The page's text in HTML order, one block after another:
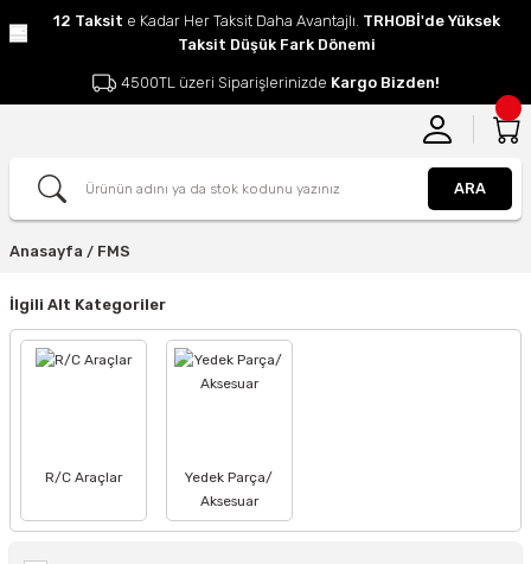
12 Taksit e Kadar Her Taksit Daha Avantajlı. TRHOBİ'de Yüksek
Taksit Düşük Fark Dönemi
4500TL üzeri Siparişlerinizde Kargo Bizden!
ARA
Anasayfa FMS
İlgili Alt Kategoriler
R/C Araçlar
Yedek Parça/
Aksesuar